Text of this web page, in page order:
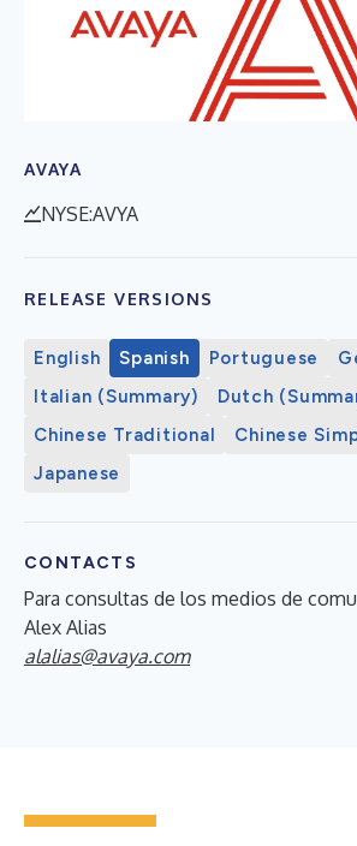
AVAYA
NYSE:AVYA
RELEASE VERSIONS
English Spanish Portuguese
Italian (Summary)
Dutch
Chinese Traditional
Chinese
Japanese
CONTACTS
Para consultas de los medios de
Alex Alias
alalias@avaya.com